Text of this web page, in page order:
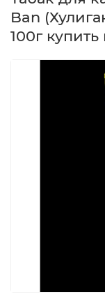
Ban
100г